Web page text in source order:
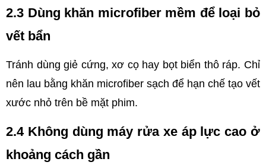
2.3 Dùng khăn microfiber mềm để loại bỏ
vết bẩn
Tránh dùng giẻ cứng, xơ cọ hay bọt biển thô ráp. Chỉ
nên lau bằng khăn microfiber sạch để hạn chế tạo vết
xước nhỏ trên bề mặt phim.
2.4 Không dùng máy rửa xe áp lực cao ở
khoảng cách gần